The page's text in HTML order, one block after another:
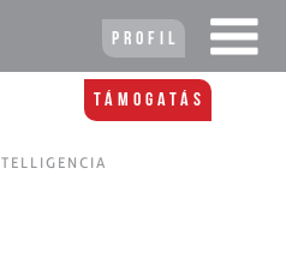
Profil
Támogatás